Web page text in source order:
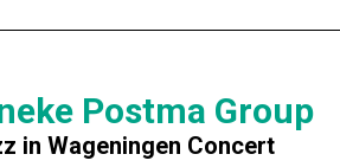
Postma Group
in Wageningen Concert